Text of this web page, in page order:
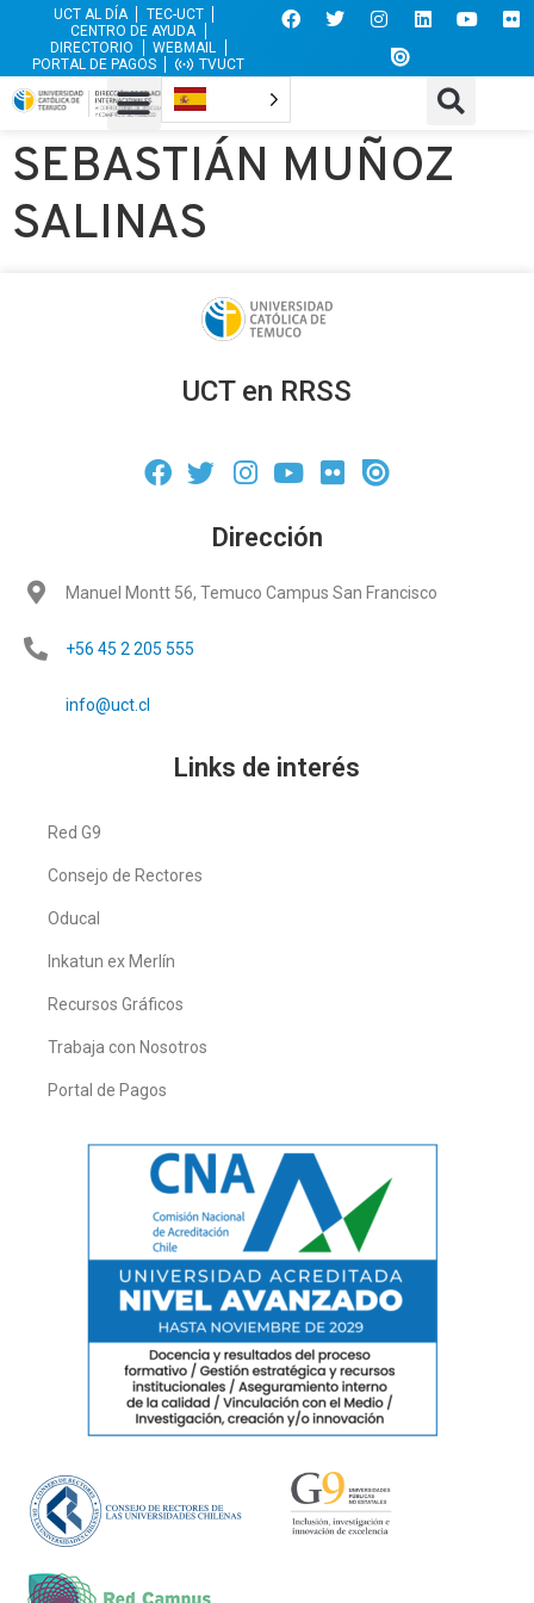
UCT AL DÍA
TEC-UCT
CENTRO DE AYUDA
DIRECTORIO
WEBMAIL
PORTAL DE PAGOS
TVUCT
SEBASTIÁN MUÑOZ
SALINAS
UCT en RRSS
Dirección
Manuel Montt 56, Temuco Campus San Francisco
+56 45 2 205 555
info@uct.cl
Links de interés
Red G9
Consejo de Rectores
Oducal
Inkatun ex Merlín
Recursos Gráficos
Trabaja con Nosotros
Portal de Pagos